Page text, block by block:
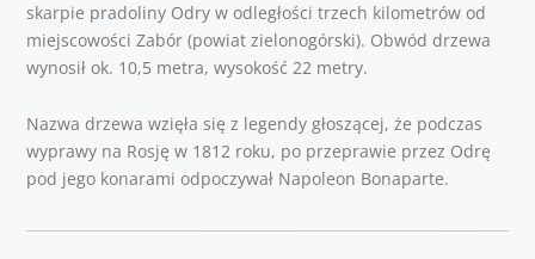
skarpie pradoliny Odry w odległości trzech kilometrów od
miejscowości Zabór (powiat zielonogórski). Obwód drzewa
wynosił ok. 10,5 metra, wysokość 22 metry.
Nazwa drzewa wzięła się z legendy głoszącej, że podczas
wyprawy na Rosję w 1812 roku, po przeprawie przez Odrę
pod jego konarami odpoczywał Napoleon Bonaparte.